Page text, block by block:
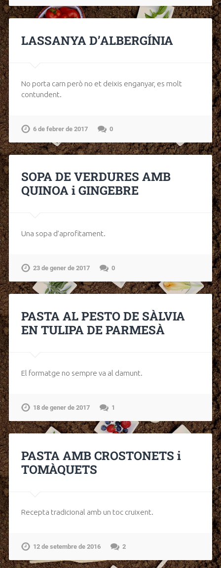
LASSANYA D’ALBERGÍNIA
No porta carn però no et deixis enganyar, es molt
contundent.
6 de febrer de 2017 0
SOPA DE VERDURES AMB
QUINOA i GINGEBRE
Una sopa d’aprofitament.
23 de gener de 2017 0
PASTA AL PESTO DE SÀLVIA
EN TULIPA DE PARMESÀ
El formatge no sempre va al damunt.
18 de gener de 2017 1
PASTA AMB CROSTONETS i
TOMÀQUETS
Recepta tradicional amb un toc cruixent.
12 de setembre de 2016 2